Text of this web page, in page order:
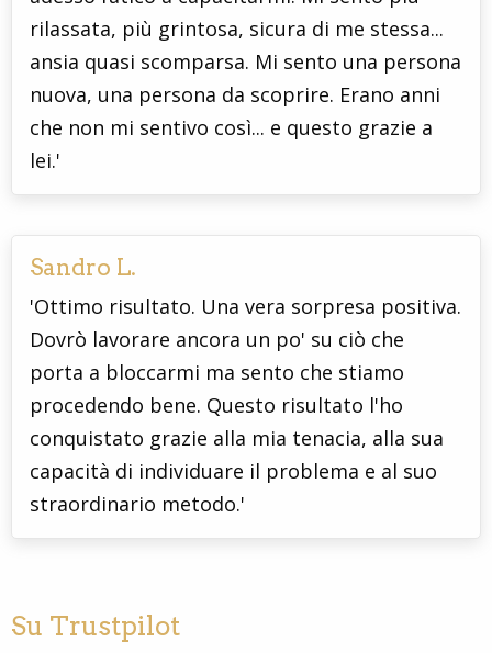
rilassata, più grintosa, sicura di me stessa...
ansia quasi scomparsa. Mi sento una persona
nuova, una persona da scoprire. Erano anni
che non mi sentivo così... e questo grazie a
lei.'
Sandro L.
'Ottimo risultato. Una vera sorpresa positiva.
Dovrò lavorare ancora un po' su ciò che
porta a bloccarmi ma sento che stiamo
procedendo bene. Questo risultato l'ho
conquistato grazie alla mia tenacia, alla sua
capacità di individuare il problema e al suo
straordinario metodo.'
Su Trustpilot